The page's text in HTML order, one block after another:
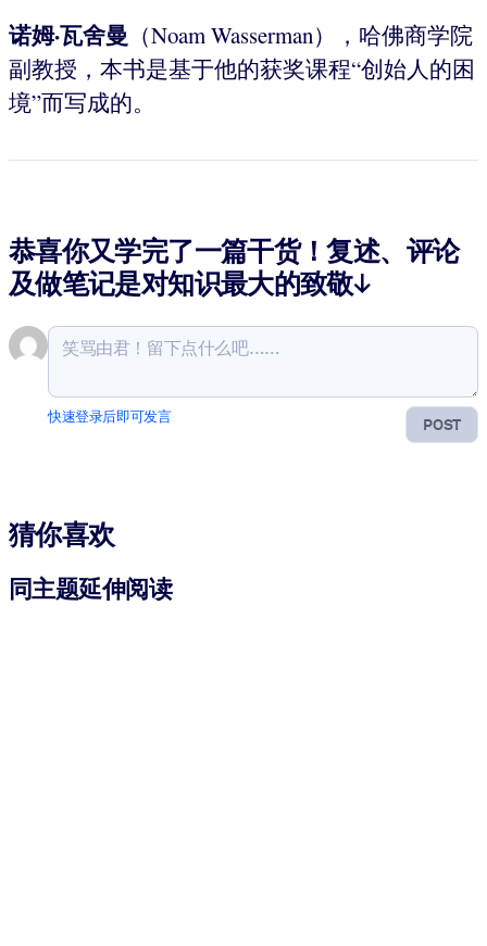
诺姆·瓦舍曼 （Noam Wasserman），哈佛商学院
副教授，本书是基于他的获奖课程“创始人的困
境”而写成的。
恭喜你又学完了一篇干货！复述、评论
及做笔记是对知识最大的致敬↓
POST
快速登录后即可发言
猜你喜欢
同主题延伸阅读